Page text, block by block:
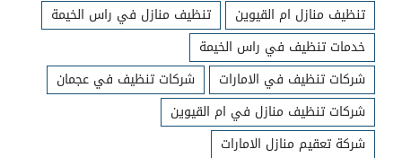
تنظيف منازل ام القيوين
تنظيف منازل في راس الخيمة
خدمات تنظيف في راس الخيمة
شركات تنظيف في الامارات
شركات تنظيف في عجمان
شركات تنظيف منازل في ام القيوين
شركة تعقيم منازل الامارات